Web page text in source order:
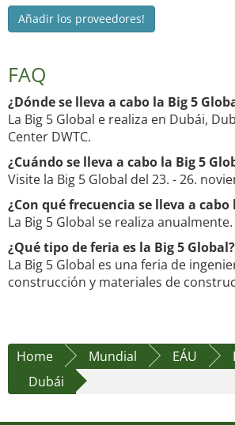
Añadir los proveedores!
FAQ
¿Dónde se lleva a cabo la Big 5
La Big 5 Global e realiza en Dubái,
Center DWTC.
¿Cuándo se lleva a cabo la Big 5
Visite la Big 5 Global del 23. - 26.
¿Con qué frecuencia se lleva a cabo
La Big 5 Global se realiza anualmente.
¿Qué tipo de feria es la Big 5 Global?
La Big 5 Global es una feria de
construcción y materiales de
Home Mundial EÁU
Dubái